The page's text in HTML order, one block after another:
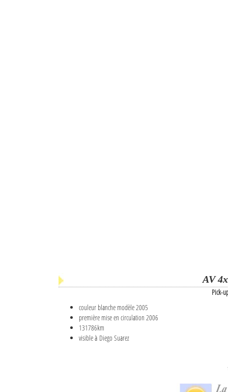
AV
Pick-
couleur blanche modèle 2005
première mise en circulation 2006
131786km
visible à Diego Suarez